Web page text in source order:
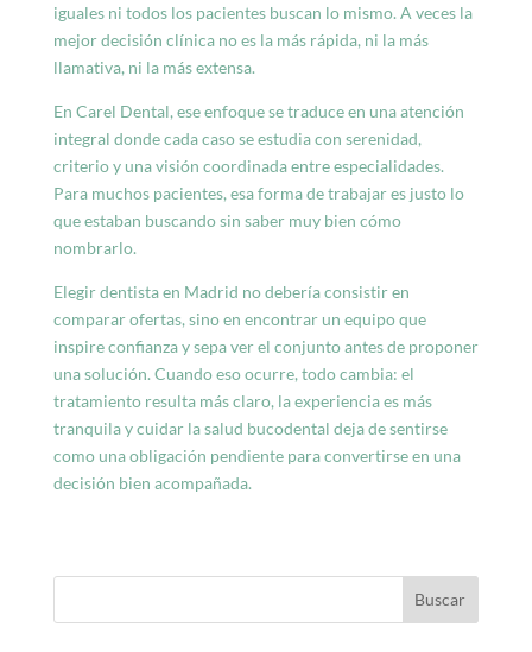
iguales ni todos los pacientes buscan lo mismo. A veces la
mejor decisión clínica no es la más rápida, ni la más
llamativa, ni la más extensa.
En Carel Dental, ese enfoque se traduce en una atención
integral donde cada caso se estudia con serenidad,
criterio y una visión coordinada entre especialidades.
Para muchos pacientes, esa forma de trabajar es justo lo
que estaban buscando sin saber muy bien cómo
nombrarlo.
Elegir dentista en Madrid no debería consistir en
comparar ofertas, sino en encontrar un equipo que
inspire confianza y sepa ver el conjunto antes de proponer
una solución. Cuando eso ocurre, todo cambia: el
tratamiento resulta más claro, la experiencia es más
tranquila y cuidar la salud bucodental deja de sentirse
como una obligación pendiente para convertirse en una
decisión bien acompañada.